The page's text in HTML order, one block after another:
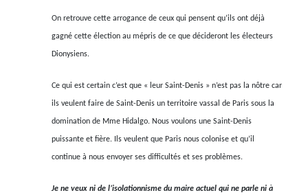
On retrouve cette arrogance de ceux qui pensent qu’ils ont déjà
gagné cette élection au mépris de ce que décideront les électeurs
Dionysiens.
Ce qui est certain c’est que « leur Saint-Denis » n’est pas la nôtre car
ils veulent faire de Saint-Denis un territoire vassal de Paris sous la
domination de Mme Hidalgo. Nous voulons une Saint-Denis
puissante et fière. Ils veulent que Paris nous colonise et qu’il
continue à nous envoyer ses difficultés et ses problèmes.
Je ne veux ni de l’isolationnisme du maire actuel qui ne parle ni à